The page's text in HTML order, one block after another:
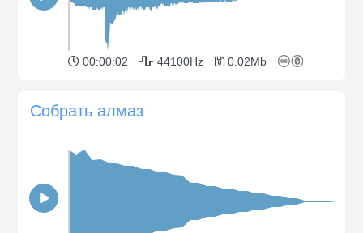
00:00:02 44100Hz 0.02Mb
Собрать алмаз